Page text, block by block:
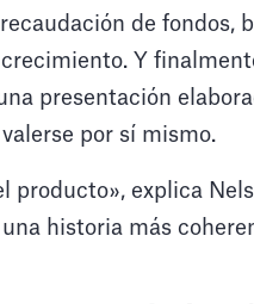
de fondos,
Y
presentación
por sí mismo.
producto», explica
historia más